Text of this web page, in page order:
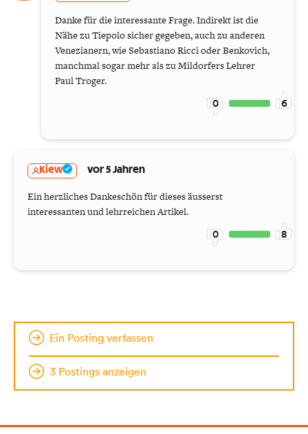
Danke für die interessante Frage. Indirekt ist die
Nähe zu Tiepolo sicher gegeben, auch zu anderen
Venezianern, wie Sebastiano Ricci oder Benkovich,
manchmal sogar mehr als zu Mildorfers Lehrer
Paul Troger.
0 6
Kiew vor 5 Jahren
Ein herzliches Dankeschön für dieses äusserst
interessanten und lehrreichen Artikel.
0 8
Ein Posting verfassen
3 Postings anzeigen